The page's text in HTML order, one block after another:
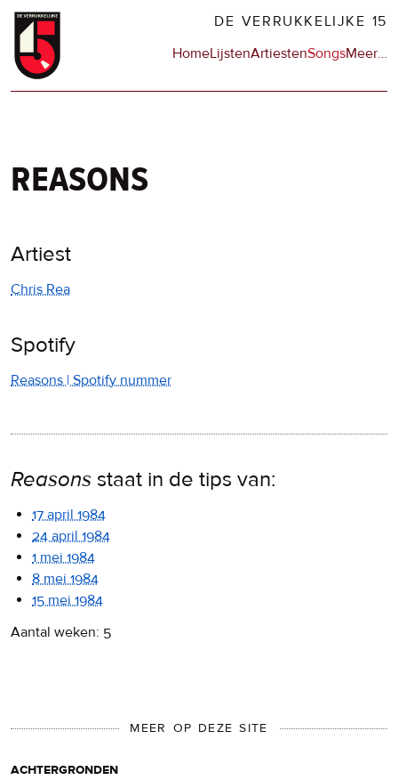
Overslaan
naar
DE VERRUKKELIJKE 15
Hoofdnavigatie
HomeLijstenArtiestenSongsMeerop
…
reasons
Artiest
Chris Rea
Spotify
Reasons | Spotify nummer
Reasons staat in de tips van:
17 april 1984
24 april 1984
1 mei 1984
8 mei 1984
15 mei 1984
Aantal weken: 5
MEER OP DEZE SITE
achtergronden